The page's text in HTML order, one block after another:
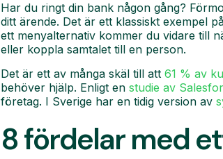
Har du ringt din bank någon gång?
ditt ärende. Det är ett klassiskt exempel
ett menyalternativ kommer du vidare till
eller koppla samtalet till en person.
Det är ett av många skäl till att 61 % av
behöver hjälp. Enligt en studie av
företag. I Sverige har en tidig version av
8 fördelar med